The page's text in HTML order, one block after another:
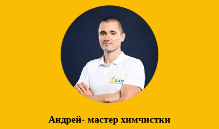
Андрей- мастер химчистки